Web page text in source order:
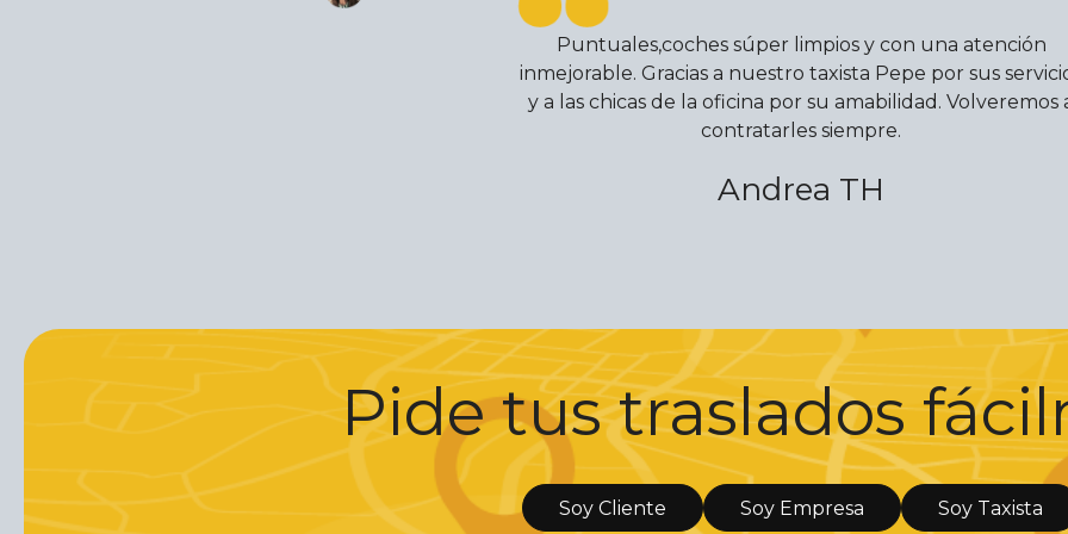
Puntuales,coches súper limpios y con una atención
inmejorable. Gracias a nuestro taxista Pepe por sus
y a las chicas de la oficina por su amabilidad. Volveremos
contratarles siempre.
Andrea TH
Pide tus traslados
Soy Cliente Soy Empresa Soy Taxista